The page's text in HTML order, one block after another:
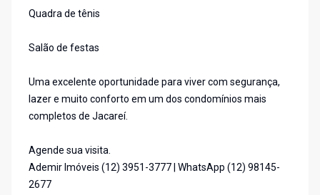
Quadra de tênis
Salão de festas
Uma excelente oportunidade para viver com segurança,
lazer e muito conforto em um dos condomínios mais
completos de Jacareí.
Agende sua visita.
Ademir Imóveis (12) 3951-3777 | WhatsApp (12) 98145-
2677